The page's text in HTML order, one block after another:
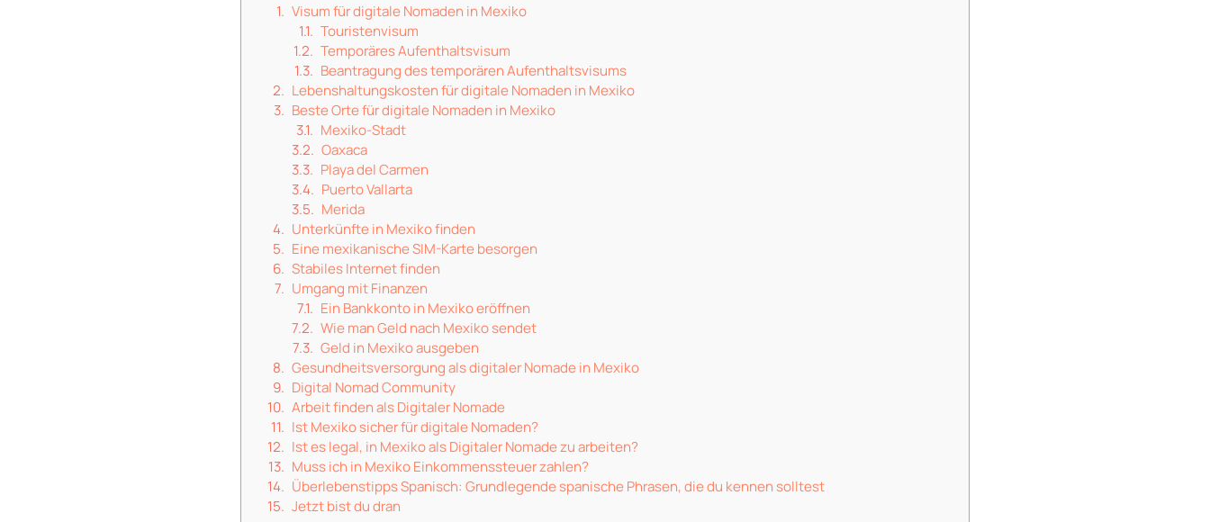
Visum für digitale Nomaden in Mexiko
Touristenvisum
Temporäres Aufenthaltsvisum
Beantragung des temporären Aufenthaltsvisums
Lebenshaltungskosten für digitale Nomaden in Mexiko
Beste Orte für digitale Nomaden in Mexiko
Mexiko-Stadt
Oaxaca
Playa del Carmen
Puerto Vallarta
Merida
Unterkünfte in Mexiko finden
Eine mexikanische SIM-Karte besorgen
Stabiles Internet finden
Umgang mit Finanzen
Ein Bankkonto in Mexiko eröffnen
Wie man Geld nach Mexiko sendet
Geld in Mexiko ausgeben
Gesundheitsversorgung als digitaler Nomade in Mexiko
Digital Nomad Community
Arbeit finden als Digitaler Nomade
Ist Mexiko sicher für digitale Nomaden?
Ist es legal, in Mexiko als Digitaler Nomade zu arbeiten?
Muss ich in Mexiko Einkommenssteuer zahlen?
Überlebenstipps Spanisch: Grundlegende spanische Phrasen, die du kennen solltest
Jetzt bist du dran